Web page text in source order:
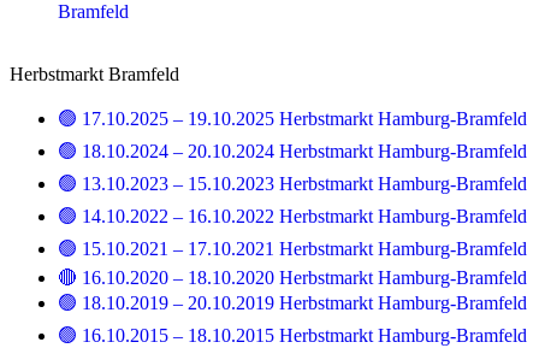
Bramfeld
Herbstmarkt Bramfeld
🟢 17.10.2025 – 19.10.2025 Herbstmarkt Hamburg-Bramfeld
🟢 18.10.2024 – 20.10.2024 Herbstmarkt Hamburg-Bramfeld
🟢 13.10.2023 – 15.10.2023 Herbstmarkt Hamburg-Bramfeld
🟢 14.10.2022 – 16.10.2022 Herbstmarkt Hamburg-Bramfeld
🟢 15.10.2021 – 17.10.2021 Herbstmarkt Hamburg-Bramfeld
🔴 16.10.2020 – 18.10.2020 Herbstmarkt Hamburg-Bramfeld
🟢 18.10.2019 – 20.10.2019 Herbstmarkt Hamburg-Bramfeld
🟢 16.10.2015 – 18.10.2015 Herbstmarkt Hamburg-Bramfeld